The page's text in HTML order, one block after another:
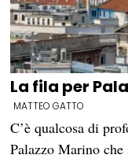
La fila per
MATTEO GATTO
C’è qualcosa di
Palazzo Marino che